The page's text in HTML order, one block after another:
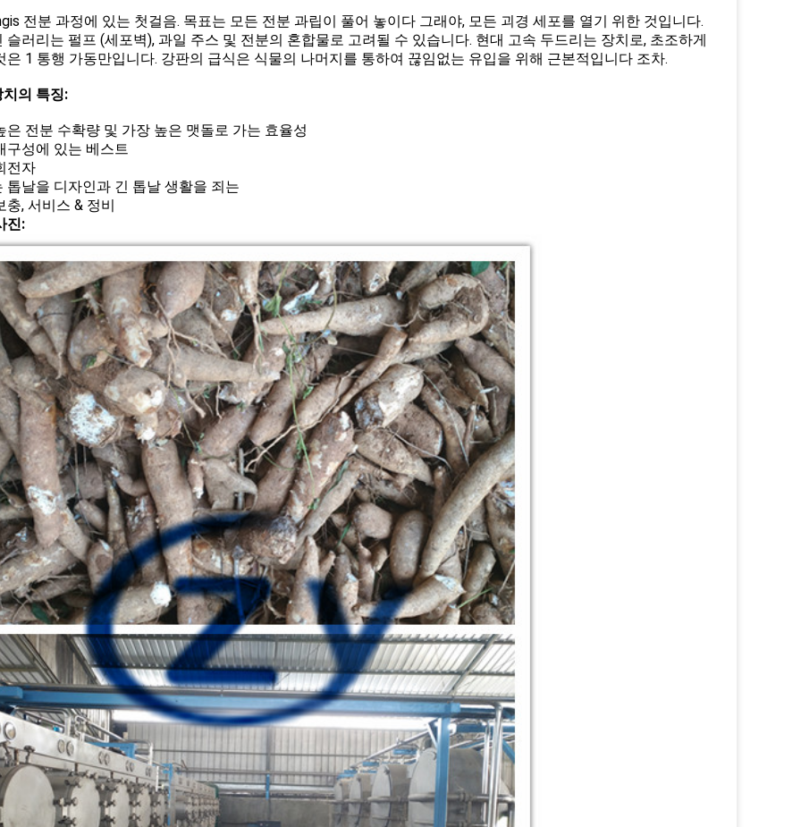
전분 과정에 있는 첫걸음. 목표는 모든 전분 과립이 풀어 놓이다 그래야, 모든 괴경 세포를 열기 위한 것입니다.
슬러리는 펄프 (세포벽), 과일 주스 및 전분의 혼합물로 고려될 수 있습니다. 현대 고속 두드리는 장치로, 초조하게
은 1 통행 가동만입니다. 강판의 급식은 식물의 나머지를 통하여 끊임없는 유입을 위해 근본적입니다 조차.
의 특징:
은 전분 수확량 및 가장 높은 맷돌로 가는 효율성
구성에 있는 베스트
전자
톱날을 디자인과 긴 톱날 생활을 죄는
충, 서비스 & 정비
진: